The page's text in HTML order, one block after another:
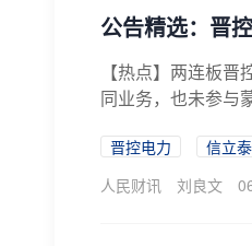
公告精选：晋
【热点】两连板
同业务，也未参与
晋控电力 信立泰
人民财讯
刘良文